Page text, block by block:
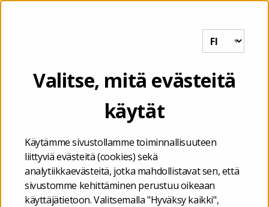
Valitse, mitä evästeitä
käytät
Käytämme sivustollamme toiminnallisuuteen
liittyviä evästeitä (cookies) sekä
analytiikkaevästeitä, jotka mahdollistavat sen, että
sivustomme kehittäminen perustuu oikeaan
käyttäjätietoon. Valitsemalla "Hyväksy kaikki",
17
kuukauden luku